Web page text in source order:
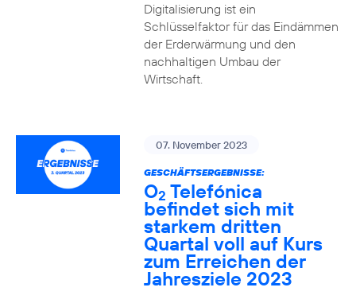
Digitalisierung ist ein
Schlüsselfaktor für das Eindämmen
der Erderwärmung und den
nachhaltigen Umbau der
Wirtschaft.
07. November 2023
GESCHÄFTSERGEBNISSE:
O2 Telefónica
befindet sich mit
starkem dritten
Quartal voll auf Kurs
zum Erreichen der
Jahresziele 2023